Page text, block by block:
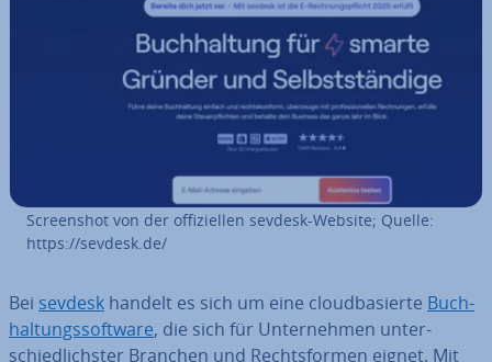
Screen­shot von der of­fi­zi­el­len sevdesk-Website; Quelle:
https://sevdesk.de/
Bei sevdesk handelt es sich um eine cloud­ba­sier­te Buch­
hal­tungs­soft­ware, die sich für Un­ter­neh­men un­ter­
schied­lichs­ter Branchen und Rechts­for­men eignet. Mit